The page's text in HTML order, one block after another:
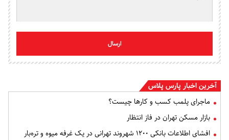
ارسال
آخرین اخبار پارس پلاس
ماجرای پلمب کسب و کارها چیست؟
بازار مسکن تهران در فاز انتظار
افشای اطلاعات بانکی ۱۲۰۰ شهروند تهرانی در یک غرفه میوه و تره‌بار